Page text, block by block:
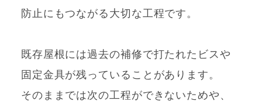
防止にもつながる大切な工程です。
既存屋根には過去の補修で打たれたビスや
固定金具が残っていることがあります。
そのままでは次の工程ができないためや、